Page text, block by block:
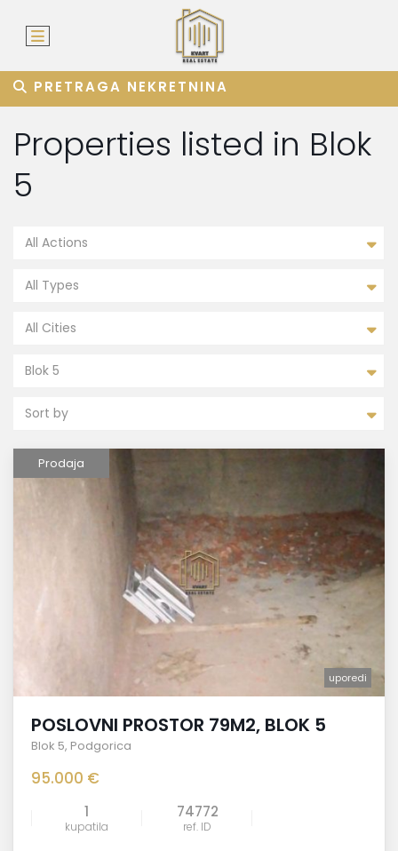
PRETRAGA NEKRETNINA
Properties listed in Blok
5
All Actions
All Types
All Cities
Blok 5
Sort by
Prodaja
uporedi
POSLOVNI PROSTOR 79M2, BLOK 5
Blok 5, Podgorica
95.000 €
1
kupatila
74772
ref. ID